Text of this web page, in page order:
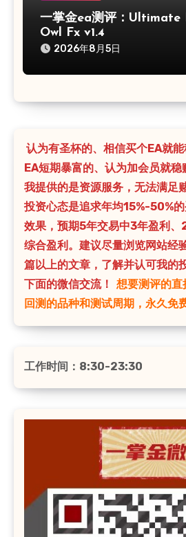
一掌金ea测评：Ultimate
Owl Fx v1.4
2026年8月5日
认为有圣杯的、相信买个EA就
EA短期暴富的、认为加会员就稳
我提供的是资源服务，无法满足
投资心态是追求年均15%-50%
效果，预期5年交易中3年盈利、
综合盈利。建议尽量浏览网站经
篇以上的文章，了解并认可我的
下面的微信交流！
想要测评的
回测的品种和测试周期，永久免费
工作时间：8:30-23:30